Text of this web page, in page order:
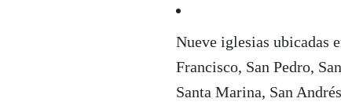
Nueve iglesias ubicadas
Francisco, San Pedro,
Santa Marina, San